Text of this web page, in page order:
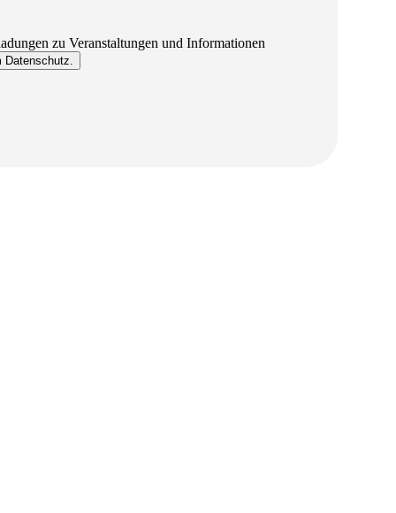
zu Veranstaltungen und Informationen
Datenschutz.